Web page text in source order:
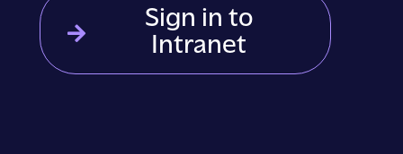
Sign in to
Intranet